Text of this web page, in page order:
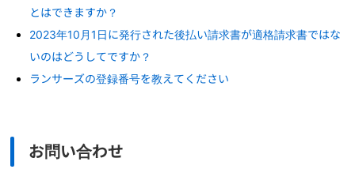
とはできますか？
2023年10月1日に発行された後払い請求書が適格請求書ではな
いのはどうしてですか？
ランサーズの登録番号を教えてください
お問い合わせ